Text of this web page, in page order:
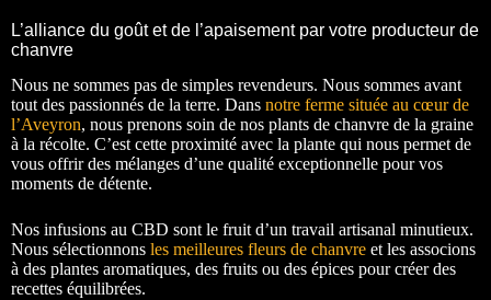
L’alliance du goût et de l’apaisement par votre producteur de
chanvre
Nous ne sommes pas de simples revendeurs. Nous sommes avant
tout des passionnés de la terre. Dans notre ferme située au cœur de
l’Aveyron, nous prenons soin de nos plants de chanvre de la graine
à la récolte. C’est cette proximité avec la plante qui nous permet de
vous offrir des mélanges d’une qualité exceptionnelle pour vos
moments de détente.
Nos infusions au CBD sont le fruit d’un travail artisanal minutieux.
Nous sélectionnons les meilleures fleurs de chanvre et les associons
à des plantes aromatiques, des fruits ou des épices pour créer des
recettes équilibrées.